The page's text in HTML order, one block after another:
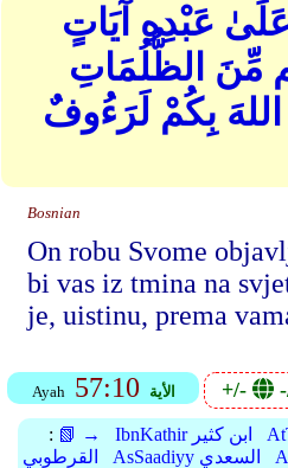
عَبْدِهِ آيَاتٍ
مِّنَ الظُّلُمَاتِ
اللهَ بِكُمْ لَرَءُوفٌ
Bosnian
On robu Svome
bi vas iz tmina na
je, uistinu, prema
Ayah 57:10 الأية +/-
: 📗 → IbnKathir ابن كثير
القرطوبي
AsSaadiyy السعدي